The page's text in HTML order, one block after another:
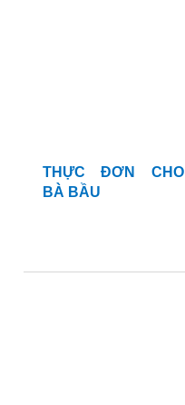
THỰC ĐƠN CHO
BÀ BẦU